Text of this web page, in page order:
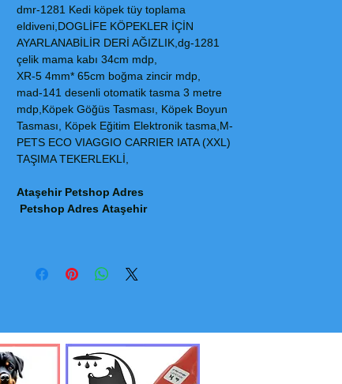
dmr-1281 Kedi köpek tüy toplama
eldiveni,DOGLİFE KÖPEKLER İÇİN
AYARLANABİLİR DERİ AĞIZLIK,dg-1281
çelik mama kabı 34cm mdp,
XR-5 4mm* 65cm boğma zincir mdp,
mad-141 desenli otomatik tasma 3 metre
mdp,Köpek Göğüs Tasması, Köpek Boyun
Tasması, Köpek Eğitim Elektronik tasma,M-
PETS ECO VIAGGIO CARRIER IATA (XXL)
TAŞIMA TEKERLEKLİ,
Ataşehir Petshop Adres
Petshop Adres Ataşehir